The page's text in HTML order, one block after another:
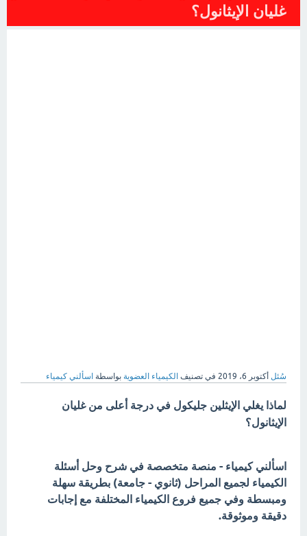
غليان الإيثانول؟
سُئل أكتوبر 6، 2019 في تصنيف الكيمياء العضوية بواسطة اسألني كيمياء
لماذا يغلي الإيثلين جليكول في درجة أعلى من غليان
الإيثانول؟
اسألني كيمياء - منصة متخصصة في شرح وحل أسئلة
الكيمياء لجميع المراحل (ثانوي - جامعة) بطريقة سهلة
ومبسطة وفي جميع فروع الكيمياء المختلفة مع إجابات
دقيقة وموثوقة.